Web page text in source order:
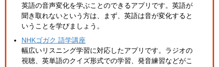
英語の音声変化を学ぶことのできるアプリです。英語が
聞き取れないという方は、まず、英語は音が変化すると
いうことを学びましょう。
NHKゴガク 語学講座
幅広いリスニング学習に対応したアプリです。ラジオの
視聴、英単語のクイズ形式での学習、発音練習などがこ